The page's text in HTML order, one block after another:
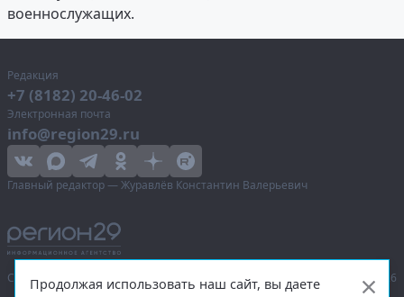
военнослужащих.
Редакция
+7 (8182) 20-46-02
Электронная почта
info@region29.ru
Главный редактор — Журавлёв Константин Валерьевич
Сетевое издание «Информационное агентство Регион 29», © 2016–2026
Продолжая использовать наш сайт, вы даете